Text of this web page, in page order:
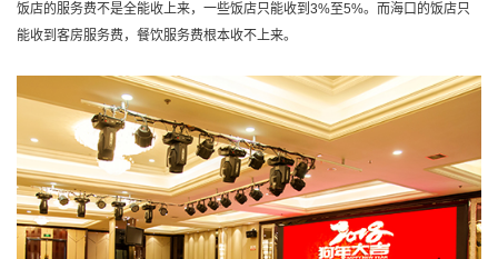
饭店的服务费不是全能收上来，一些饭店只能收到3%至5%。而海口的饭店只
能收到客房服务费，餐饮服务费根本收不上来。